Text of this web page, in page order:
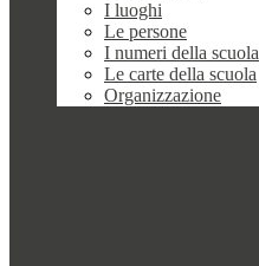
I luoghi
Le persone
I numeri della scuola
Le carte della scuola
Organizzazione